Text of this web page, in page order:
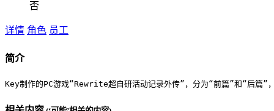
否
详情 角色 员工
简介
Key制作的PC游戏“Rewrite超自研活动记录外传”，分为“前篇”和“后篇”